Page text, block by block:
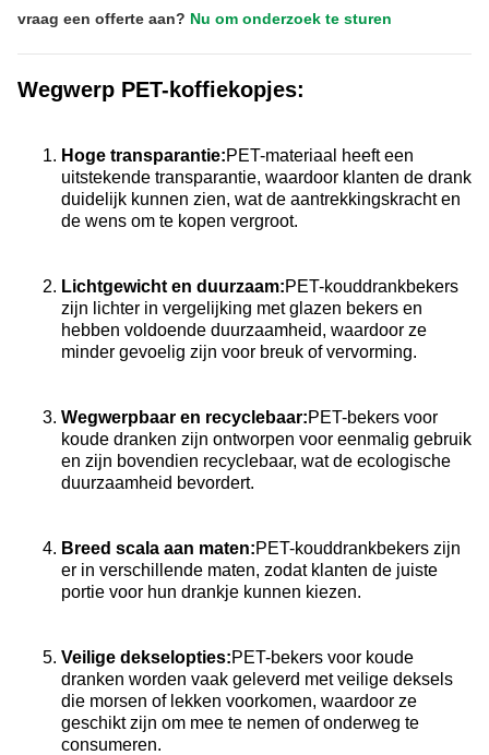
vraag een offerte aan? Nu om onderzoek te sturen
Wegwerp PET-koffiekopjes:
Hoge transparantie:PET-materiaal heeft een
uitstekende transparantie, waardoor klanten de drank
duidelijk kunnen zien, wat de aantrekkingskracht en
de wens om te kopen vergroot.
Lichtgewicht en duurzaam:PET-kouddrankbekers
zijn lichter in vergelijking met glazen bekers en
hebben voldoende duurzaamheid, waardoor ze
minder gevoelig zijn voor breuk of vervorming.
Wegwerpbaar en recyclebaar:PET-bekers voor
koude dranken zijn ontworpen voor eenmalig gebruik
en zijn bovendien recyclebaar, wat de ecologische
duurzaamheid bevordert.
Breed scala aan maten:PET-kouddrankbekers zijn
er in verschillende maten, zodat klanten de juiste
portie voor hun drankje kunnen kiezen.
Veilige dekselopties:PET-bekers voor koude
dranken worden vaak geleverd met veilige deksels
die morsen of lekken voorkomen, waardoor ze
geschikt zijn om mee te nemen of onderweg te
consumeren.